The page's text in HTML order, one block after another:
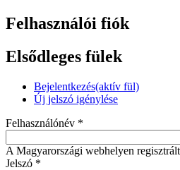
Felhasználói fiók
Elsődleges fülek
Bejelentkezés(aktív fül)
Új jelszó igénylése
Felhasználónév *
A Magyarországi webhelyen
Jelszó *